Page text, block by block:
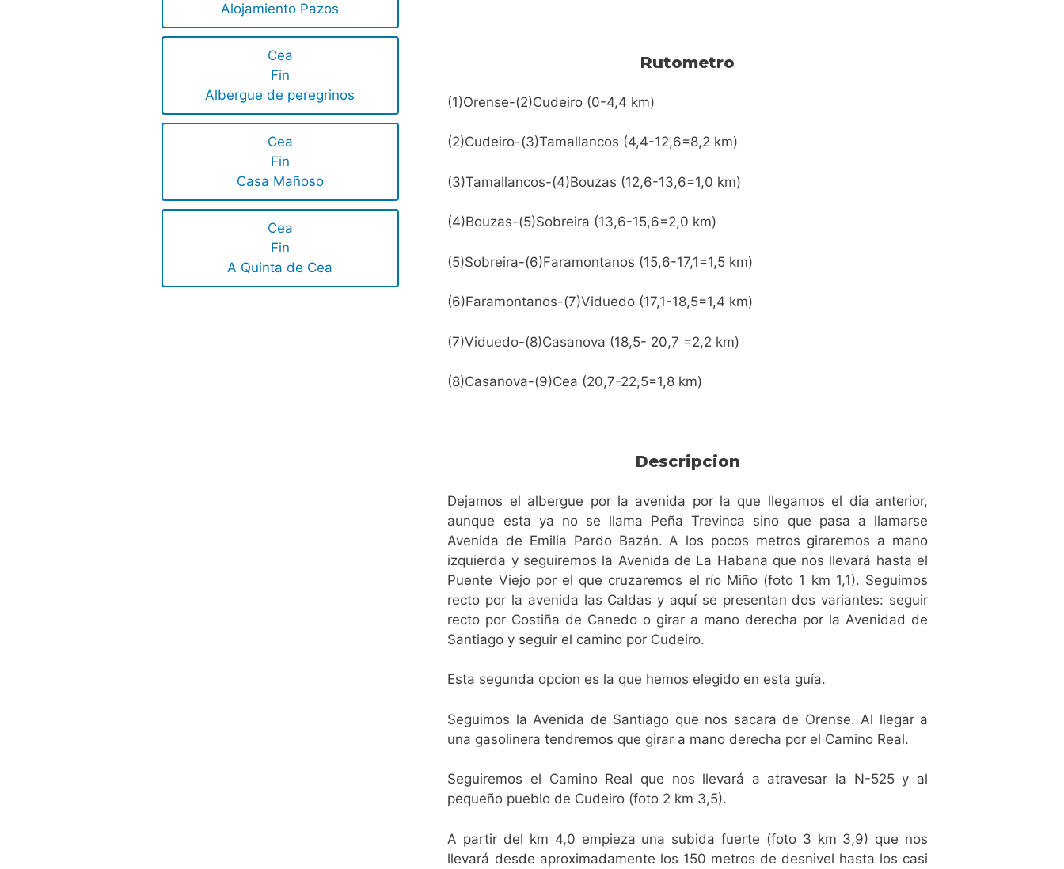
Alojamiento Pazos
Cea
Fin
Albergue de peregrinos
Cea
Fin
Casa Mañoso
Cea
Fin
A Quinta de Cea
Rutometro
(1)Orense-(2)Cudeiro (0-4,4 km)
(2)Cudeiro-(3)Tamallancos (4,4-12,6=8,2 km)
(3)Tamallancos-(4)Bouzas (12,6-13,6=1,0 km)
(4)Bouzas-(5)Sobreira (13,6-15,6=2,0 km)
(5)Sobreira-(6)Faramontanos (15,6-17,1=1,5 km)
(6)Faramontanos-(7)Viduedo (17,1-18,5=1,4 km)
(7)Viduedo-(8)Casanova (18,5- 20,7 =2,2 km)
(8)Casanova-(9)Cea (20,7-22,5=1,8 km)
Descripcion
Dejamos el albergue por la avenida por la que llegamos el dia anterior,
aunque esta ya no se llama Peña Trevinca sino que pasa a llamarse
Avenida de Emilia Pardo Bazán. A los pocos metros giraremos a mano
izquierda y seguiremos la Avenida de La Habana que nos llevará hasta el
Puente Viejo por el que cruzaremos el río Miño (foto 1 km 1,1). Seguimos
recto por la avenida las Caldas y aquí se presentan dos variantes: seguir
recto por Costiña de Canedo o girar a mano derecha por la Avenidad de
Santiago y seguir el camino por Cudeiro.
Esta segunda opcion es la que hemos elegido en esta guía.
Seguimos la Avenida de Santiago que nos sacara de Orense. Al llegar a
una gasolinera tendremos que girar a mano derecha por el Camino Real.
Seguiremos el Camino Real que nos llevará a atravesar la N-525 y al
pequeño pueblo de Cudeiro (foto 2 km 3,5).
A partir del km 4,0 empieza una subida fuerte (foto 3 km 3,9) que nos
llevará desde aproximadamente los 150 metros de desnivel hasta los casi